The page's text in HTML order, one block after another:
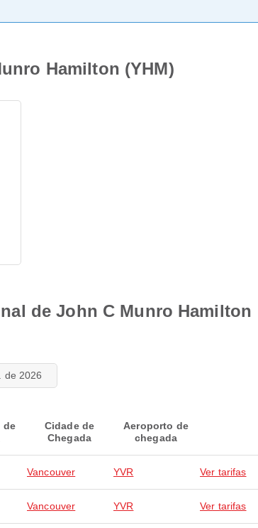
Hamilton (YHM)
de John C Munro Hamilton
de 2026
de
Cidade de
Chegada
Aeroporto de
chegada
Vancouver YVR Ver tarifas
Vancouver YVR Ver tarifas